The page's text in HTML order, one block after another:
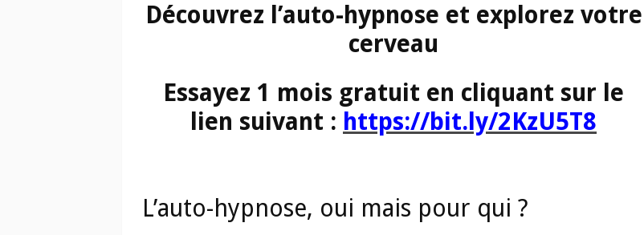
Découvrez l’auto-hypnose et explorez votre
cerveau
Essayez 1 mois gratuit en c liquant sur le
lien suivant : https://bit.ly/2KzU5T8
L’auto-hypnose, oui mais pour qui ?